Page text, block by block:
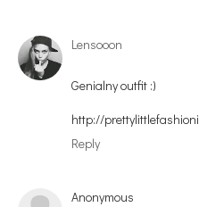
Lensooon
Genialny outfit :)
http://
Reply
Anonymous